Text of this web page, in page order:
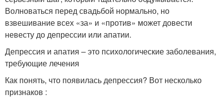
Волноваться перед свадьбой нормально, но
взвешивание всех «за» и «против» может довести
невесту до депрессии или апатии.
Депрессия и апатия – это психологические заболевания,
требующие лечения
Как понять, что появилась депрессия? Вот несколько
признаков :